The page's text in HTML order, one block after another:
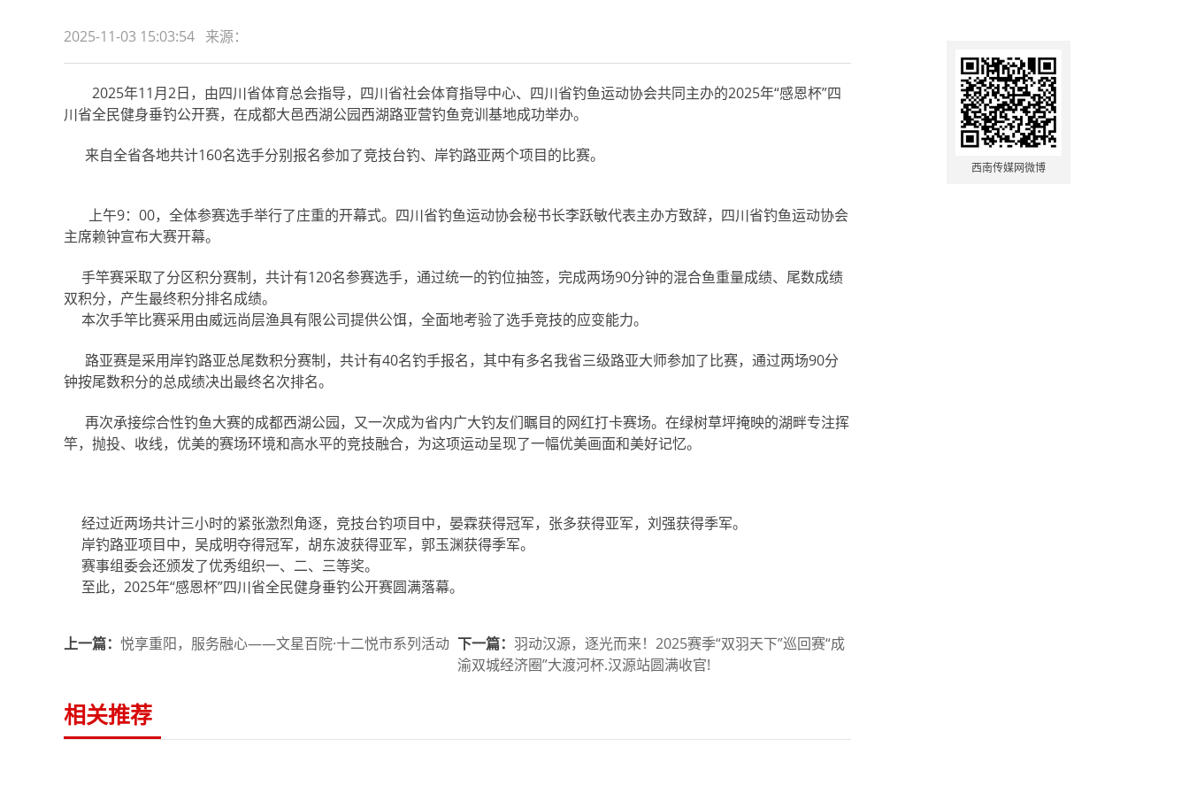
西南传媒网微博
2025-11-03 15:03:54 来源：
2025年11月2日，由四川省体育总会指导，四川省社会体育指导中心、四川省钓鱼运动协会共同主办的2025年“感恩杯”四
川省全民健身垂钓公开赛，在成都大邑西湖公园西湖路亚营钓鱼竞训基地成功举办。
来自全省各地共计160名选手分别报名参加了竞技台钓、岸钓路亚两个项目的比赛。
上午9：00，全体参赛选手举行了庄重的开幕式。四川省钓鱼运动协会秘书长李跃敏代表主办方致辞，四川省钓鱼运动协会
主席赖钟宣布大赛开幕。
手竿赛采取了分区积分赛制，共计有120名参赛选手，通过统一的钓位抽签，完成两场90分钟的混合鱼重量成绩、尾数成绩
双积分，产生最终积分排名成绩。
本次手竿比赛采用由威远尚层渔具有限公司提供公饵，全面地考验了选手竞技的应变能力。
路亚赛是采用岸钓路亚总尾数积分赛制，共计有40名钓手报名，其中有多名我省三级路亚大师参加了比赛，通过两场90分
钟按尾数积分的总成绩决出最终名次排名。
再次承接综合性钓鱼大赛的成都西湖公园，又一次成为省内广大钓友们瞩目的网红打卡赛场。在绿树草坪掩映的湖畔专注挥
竿，抛投、收线，优美的赛场环境和高水平的竞技融合，为这项运动呈现了一幅优美画面和美好记忆。
经过近两场共计三小时的紧张激烈角逐，竞技台钓项目中，晏霖获得冠军，张多获得亚军，刘强获得季军。
岸钓路亚项目中，吴成明夺得冠军，胡东波获得亚军，郭玉渊获得季军。
赛事组委会还颁发了优秀组织一、二、三等奖。
至此，2025年“感恩杯”四川省全民健身垂钓公开赛圆满落幕。
上一篇： 悦享重阳，服务融心——文星百院·十二悦市系列活动 下一篇： 羽动汉源，逐光而来！2025赛季“双羽天下”巡回赛“成
渝双城经济圈”大渡河杯.汉源站圆满收官!
相关推荐